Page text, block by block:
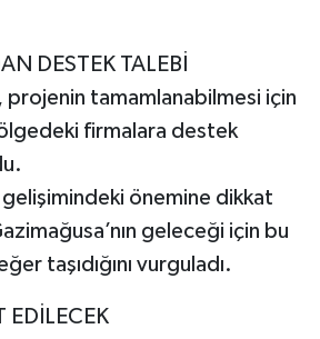
DESTEK TALEBİ
projenin tamamlanabilmesi için
firmalara destek
önemine dikkat
geleceği için bu
taşıdığını vurguladı.
EDİLECEK